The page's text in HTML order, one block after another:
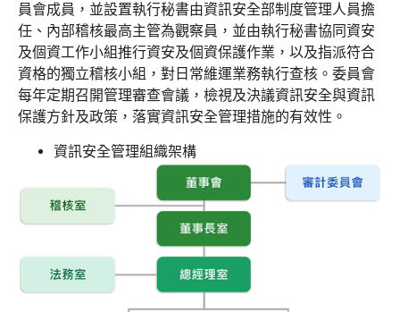
員會成員，並設置執行秘書由資訊安全部制度管理人員擔
任、內部稽核最高主管為觀察員，並由執行秘書協同資安
及個資工作小組推行資安及個資保護作業，以及指派符合
資格的獨立稽核小組，對日常維運業務執行查核。委員會
每年定期召開管理審查會議，檢視及決議資訊安全與資訊
保護方針及政策，落實資訊安全管理措施的有效性。
資訊安全管理組織架構